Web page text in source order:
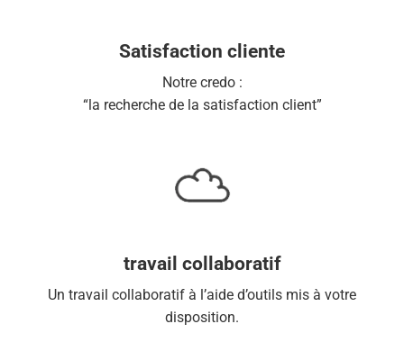
Satisfaction cliente
Notre credo :
“la recherche de la satisfaction client”
travail collaboratif
Un travail collaboratif à l’aide d’outils mis à votre
disposition.